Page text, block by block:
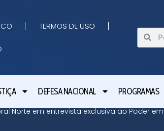
TERMOS DE USO
DEFESA NACIONAL PROGRAMAS
Norte em entrevista exclusiva ao Poder em